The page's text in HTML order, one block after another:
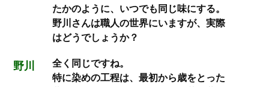
たかのように、いつでも同じ味にする。
野川さんは職人の世界にいますが、実際
はどうでしょうか？
野川
全く同じですね。
特に染めの工程は、最初から歳をとった